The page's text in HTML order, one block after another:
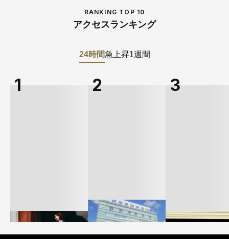
RANKING TOP 10
アクセスランキング
24時間急上昇1週間